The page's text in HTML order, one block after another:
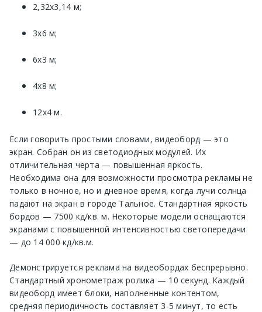
2,32х3,14 м;
3х6 м;
6х3 м;
4х8 м;
12х4 м.
Если говорить простыми словами, видеоборд — это
экран. Собран он из светодиодных модулей. Их
отличительная черта — повышенная яркость.
Необходима она для возможности просмотра рекламы не
только в ночное, но и дневное время, когда лучи солнца
падают на экран в городе Тальное. Стандартная яркость
бордов — 7500 кд/кв. м. Некоторые модели оснащаются
экранами с повышенной интенсивностью светопередачи
— до 14 000 кд/кв.м.
Демонстрируется реклама на видеобордах беспрерывно.
Стандартный хронометраж ролика — 10 секунд. Каждый
видеоборд имеет блоки, наполненные контентом,
средняя периодичность составляет 3-5 минут, то есть